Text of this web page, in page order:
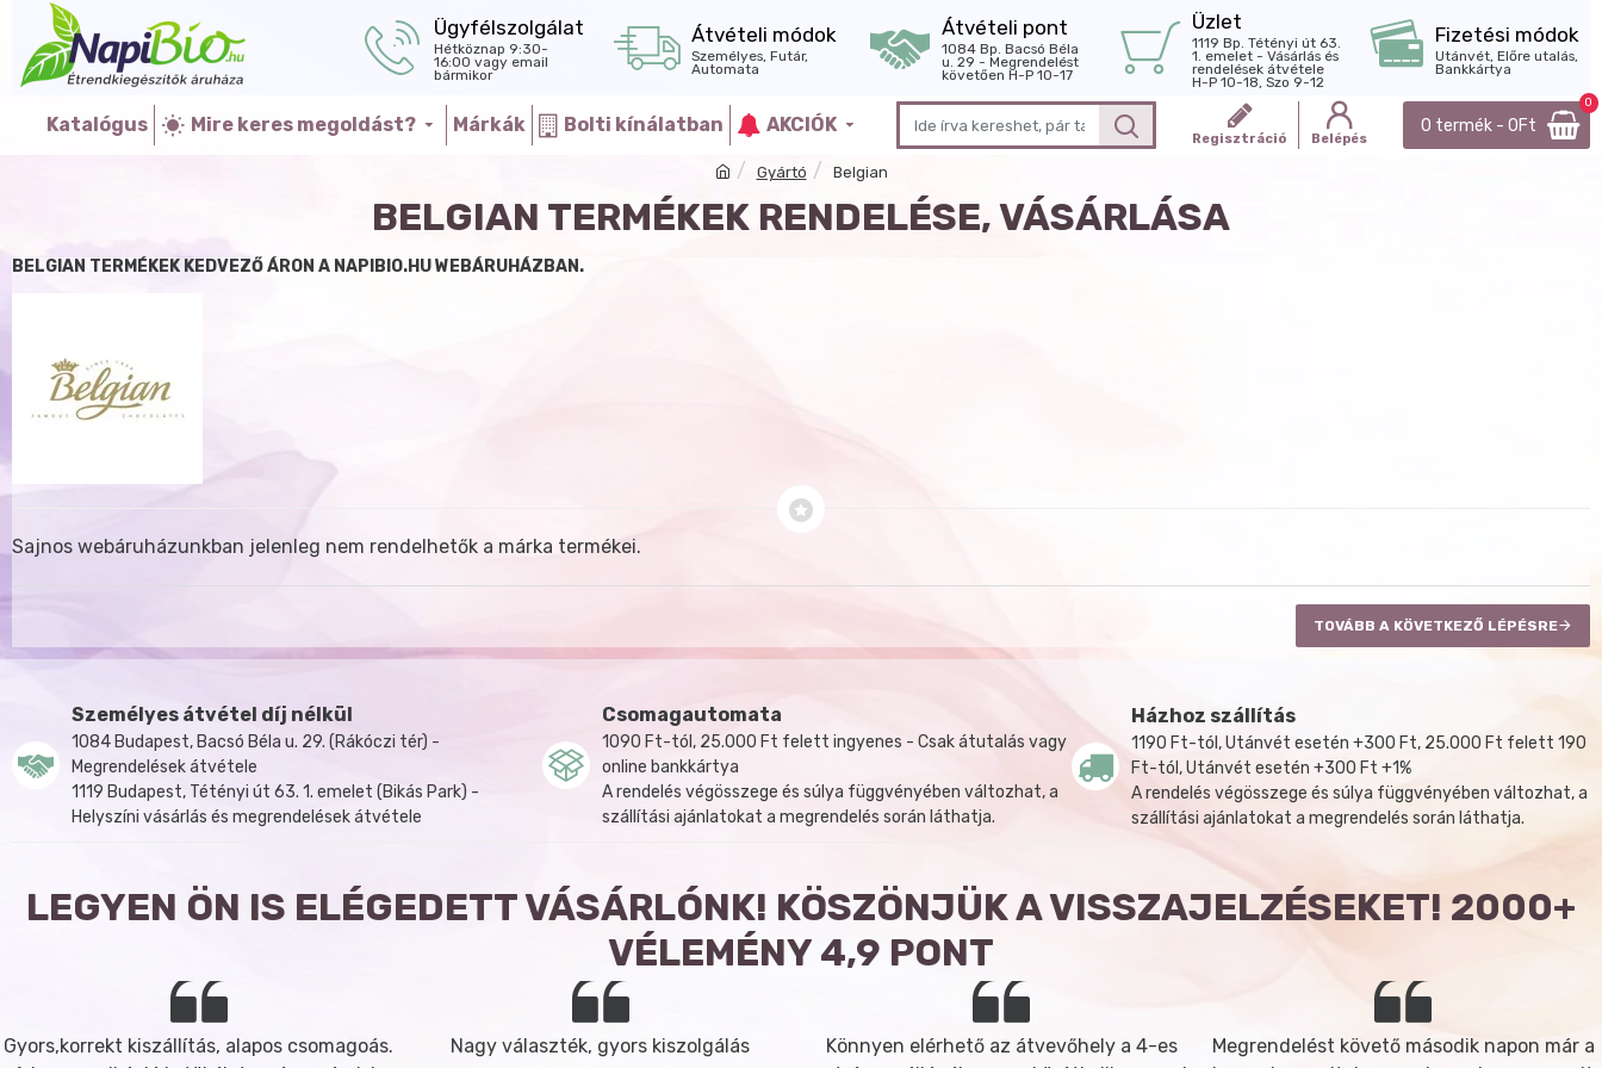
Ügyfélszolgálat
Hétköznap 9:30-
16:00 vagy email
bármikor
Átvételi módok
Személyes, Futár,
Automata
Átvételi pont
1084 Bp. Bacsó Béla
u. 29 - Megrendelést
követően H-P 10-17
Üzlet
1119 Bp. Tétényi út 63.
1. emelet - Vásárlás és
rendelések átvétele
H-P 10-18, Szo 9-12
Fizetési módok
Utánvét, Előre utalás,
Bankkártya
Katalógus Mire keres megoldást? Márkák Bolti kínálatban AKCIÓK
Regisztráció Belépés
0 termék - 0Ft
0
Gyártó Belgian
BELGIAN TERMÉKEK RENDELÉSE, VÁSÁRLÁSA
BELGIAN TERMÉKEK KEDVEZŐ ÁRON A NAPIBIO.HU WEBÁRUHÁZBAN.
Sajnos webáruházunkban jelenleg nem rendelhetők a márka termékei.
TOVÁBB A KÖVETKEZŐ LÉPÉSRE
Személyes átvétel díj nélkül
1084 Budapest, Bacsó Béla u. 29. (Rákóczi tér) -
Megrendelések átvétele
1119 Budapest, Tétényi út 63. 1. emelet (Bikás Park) -
Helyszíni vásárlás és megrendelések átvétele
Csomagautomata
1090 Ft-tól, 25.000 Ft felett ingyenes - Csak átutalás vagy
online bankkártya
A rendelés végösszege és súlya függvényében változhat, a
szállítási ajánlatokat a megrendelés során láthatja.
Házhoz szállítás
1190 Ft-tól, Utánvét esetén +300 Ft, 25.000 Ft felett 190
Ft-tól, Utánvét esetén +300 Ft +1%
A rendelés végösszege és súlya függvényében változhat, a
szállítási ajánlatokat a megrendelés során láthatja.
LEGYEN ÖN IS ELÉGEDETT VÁSÁRLÓNK! KÖSZÖNJÜK A VISSZAJELZÉSEKET! 2000+
VÉLEMÉNY 4,9 PONT
Gyors,korrekt kiszállítás, alapos csomagoás.
Nagy választék, gyors kiszolgálás
Könnyen elérhető az átvevőhely a 4-es
Megrendelést követő második napon már a